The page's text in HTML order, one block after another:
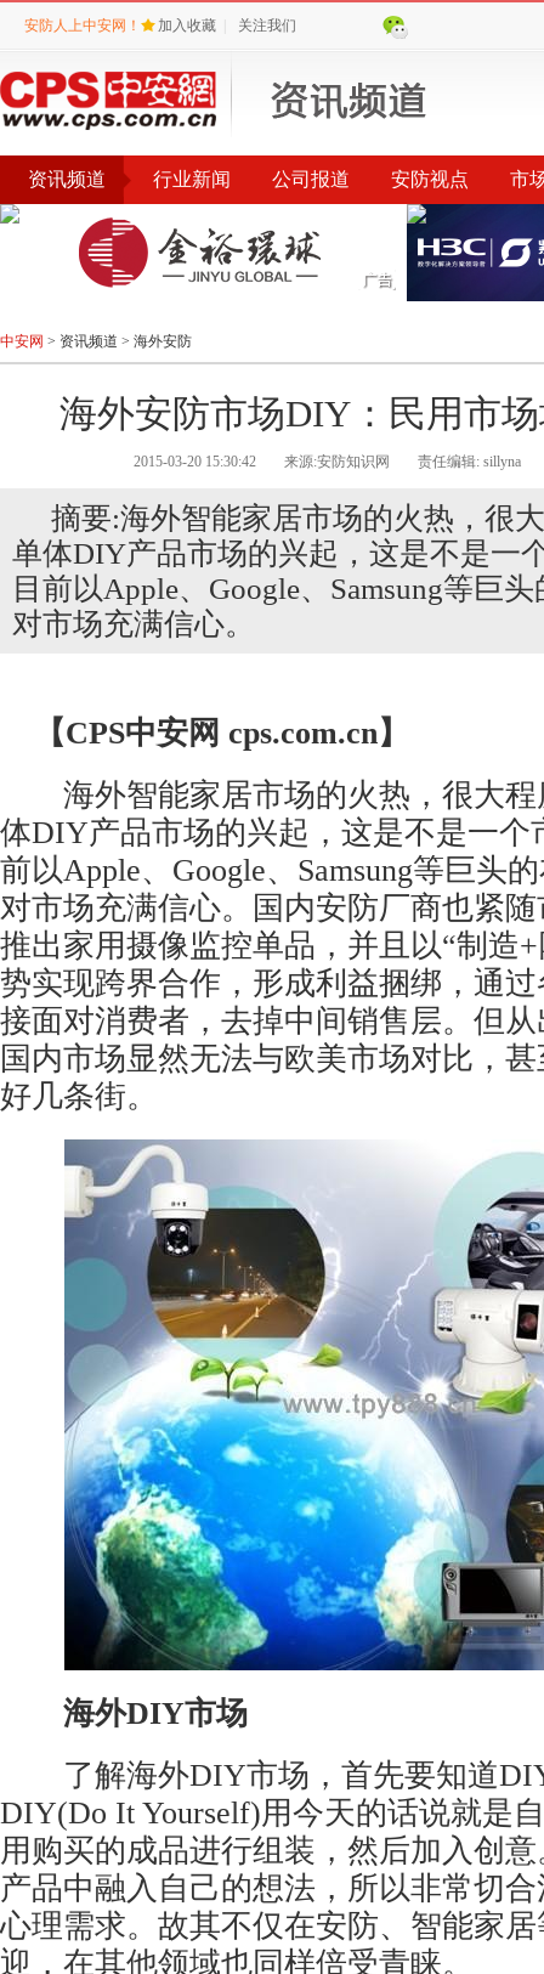
安防人上中安网！ 加入收藏 关注我们
资讯频道 行业新闻 公司报道 安防视点 市
公告 评选 榜单
中安网 > 资讯频道 > 海外安防
海外安防市场DIY：民用市
2015-03-20 15:30:42 来源:安防知识网 责任编辑: sillyna
摘要:海外智能家居市场的火热，很
单体DIY产品市场的兴起，这是不是一
目前以Apple、Google、Samsung等巨
对市场充满信心。
【CPS中安网 cps.com.cn】
海外智能家居市场的火热，很大
体DIY产品市场的兴起，这是不是一个
前以Apple、Google、Samsung等巨头
对市场充满信心。国内安防厂商也紧
推出家用摄像监控单品，并且以“制造
势实现跨界合作，形成利益捆绑，通
接面对消费者，去掉中间销售层。但
国内市场显然无法与欧美市场对比，
好几条街。
海外DIY市场
了解海外DIY市场，首先要知道
DIY(Do It Yourself)用今天的话说就是
用购买的成品进行组装，然后加入创
产品中融入自己的想法，所以非常切
心理需求。故其不仅在安防、智能家
迎，在其他领域也同样倍受青睐。